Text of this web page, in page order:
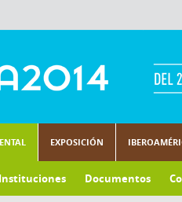
EXPOSICIÓN
Instituciones Documentos